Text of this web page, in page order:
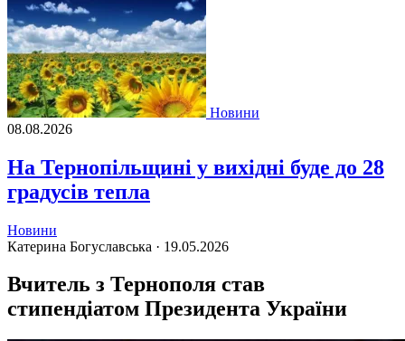
Новини
08.08.2026
На Тернопільщині у вихідні буде до 28
градусів тепла
Новини
Катерина Богуславська · 19.05.2026
Вчитель з Тернополя став
стипендіатом Президента України